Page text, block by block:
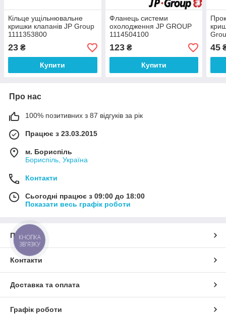
Кільце ущільнювальне
кришки клапанів JP Group
1111353800
23 ₴
Купити
Фланець системи
охолодження JP GROUP
1114504100
123₴
Купити
45
Про нас
100% позитивних з 87 відгуків за рік
Працює з 23.03.2015
м. Бориспіль
Бориспіль, Україна
Контакти
Сьогодні працює з 09:00 до 18:00
Показати весь графік роботи
Про нас
Контакти
Доставка та оплата
Графік роботи
КНОПКА
ЗВ'ЯЗКУ